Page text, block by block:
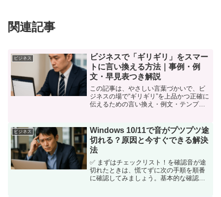
関連記事
ビジネス
ビジネスで「ギリギリ」をスマー
トに言い換える方法｜事例・例
文・早見表つき解説
この記事は、やさしい言葉づかいで、ビ
ジネスの場で“ギリギリ”を上品かつ正確に
伝えるための言い換え・例文・テンプレ
じめに｜「ギリギリ」という言葉の印象
と使いどころ **「...
ビジネス
Windows 10/11で音がプツプツ途
切れる？原因と今すぐできる解決
法
✅ まずはチェックリスト！を確認音が途
切れたときは、慌てずに次の手順を順番
に確認してみましょう。基本的な確認か